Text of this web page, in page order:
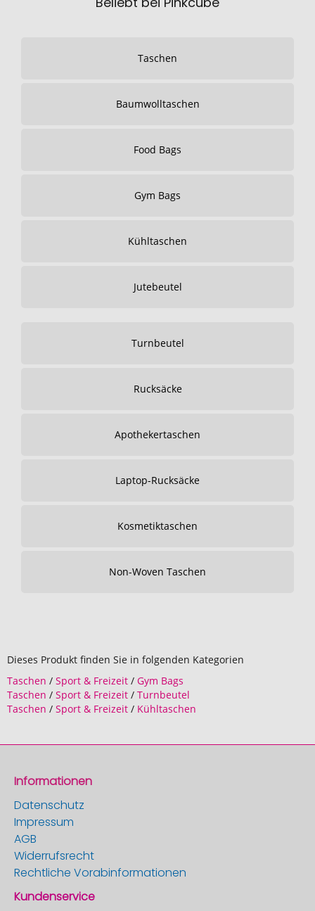
Taschen
Baumwolltaschen
Food Bags
Gym Bags
Kühltaschen
Jutebeutel
Turnbeutel
Rucksäcke
Apothekertaschen
Laptop-Rucksäcke
Kosmetiktaschen
Non-Woven Taschen
Dieses Produkt finden Sie in folgenden Kategorien
Taschen / Sport & Freizeit / Gym Bags
Taschen / Sport & Freizeit / Turnbeutel
Taschen / Sport & Freizeit / Kühltaschen
Informationen
Datenschutz
Impressum
AGB
Widerrufsrecht
Rechtliche Vorabinformationen
Kundenservice